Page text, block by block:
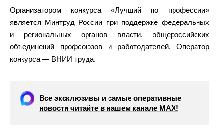
Организатором конкурса «Лучший по профессии»
является Минтруд России при поддержке федеральных
и региональных органов власти, общероссийских
объединений профсоюзов и работодателей. Оператор
конкурса — ВНИИ труда.
Все эксклюзивы и самые оперативные
новости читайте в нашем канале МАХ!